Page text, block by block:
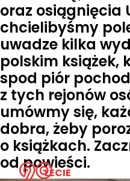
LECIE
oraz osiągnięcia
chcielibyśmy
uwadze kilka
polskim książek,
spod piór
z tych rejonów
umówmy się,
dobra, żeby
o książkach.
od powieści.